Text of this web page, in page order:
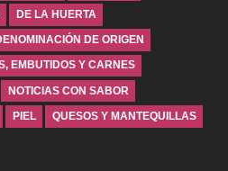
DE LA HUERTA
DE ORIGEN
EMBUTIDOS Y CARNES
NOTICIAS CON SABOR
PIEL QUESOS Y MANTEQUILLAS